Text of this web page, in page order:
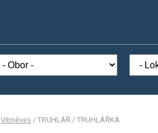
Vitiněves / TRUHLÁŘ / TRUHLÁŘKA